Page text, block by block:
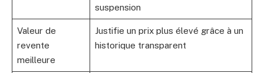
suspension
Valeur de
revente
meilleure
Justifie un prix plus élevé grâce à un
historique transparent